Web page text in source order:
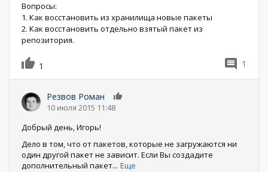
Вопросы:
1. Как восстановить из хранилища новые пакеты
2. Как восстановить отдельно взятый пакет из
репозитория.
1 1
Резвов Роман
10 июля 2015 11:48
Добрый день, Игорь!
Дело в том, что от пакетов, которые не загружаются ни
один другой пакет не зависит. Если Вы создадите
дополнительный пакет... Еще